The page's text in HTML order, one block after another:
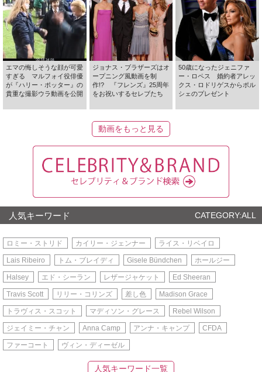
エマの悔しそうな顔が可愛
すぎる マルフォイ役俳優
が『ハリー・ポッター』の
貴重な撮影ウラ動画を公開
ジョナス・ブラザーズはオ
ープニング風動画を制
作!? 『フレンズ』25周年
をお祝いするセレブたち
50歳になったジェニファ
ー・ロペス 婚約者アレッ
クス・ロドリゲスからポル
シェのプレゼント
動画をもっと見る
人気キーワード CATEGORY:ALL
ロミー・ストリド カイリー・ジェンナー ライス・リベイロ
Lais Ribeiro トム・ブレイディ Gisele Bündchen ホールジー
Halsey エド・シーラン レザージャケット Ed Sheeran
Travis Scott リリー・コリンズ 差し色 Madison Grace
トラヴィス・スコット マディソン・グレース Rebel Wilson
ジェイミー・チャン Anna Camp アンナ・キャンプ CFDA
ファーコート ヴィン・ディーゼル
人気キーワード一覧